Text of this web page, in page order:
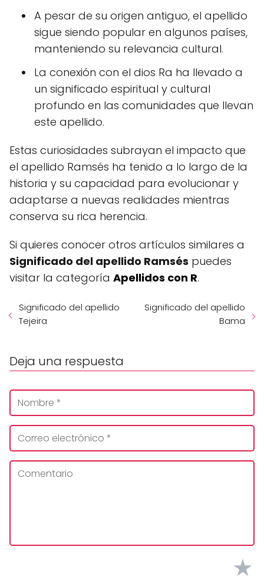
A pesar de su origen antiguo, el apellido
sigue siendo popular en algunos países,
manteniendo su relevancia cultural.
La conexión con el dios Ra ha llevado a
un significado espiritual y cultural
profundo en las comunidades que llevan
este apellido.
Estas curiosidades subrayan el impacto que
el apellido Ramsés ha tenido a lo largo de la
historia y su capacidad para evolucionar y
adaptarse a nuevas realidades mientras
conserva su rica herencia.
Si quieres conocer otros artículos similares a
Significado del apellido Ramsés puedes
visitar la categoría Apellidos con R.
Significado del apellido
Tejeira
Significado del apellido
Bama
Deja una respuesta
★